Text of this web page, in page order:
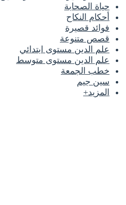
حياة الصحابة
أحكام النكاح
فوائد قصيرة
قصص متنوعة
علم الدين مستوى ابتدائي
علم الدين مستوى متوسط
خطب الجمعة
سين جيم
المزيد+